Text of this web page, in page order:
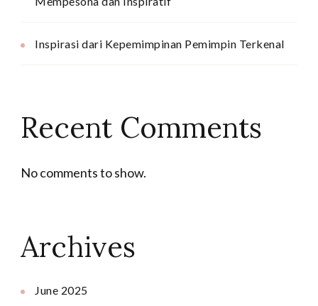
Inspirasi dari Kepemimpinan Pemimpin Terkenal
Recent Comments
No comments to show.
Archives
June 2025